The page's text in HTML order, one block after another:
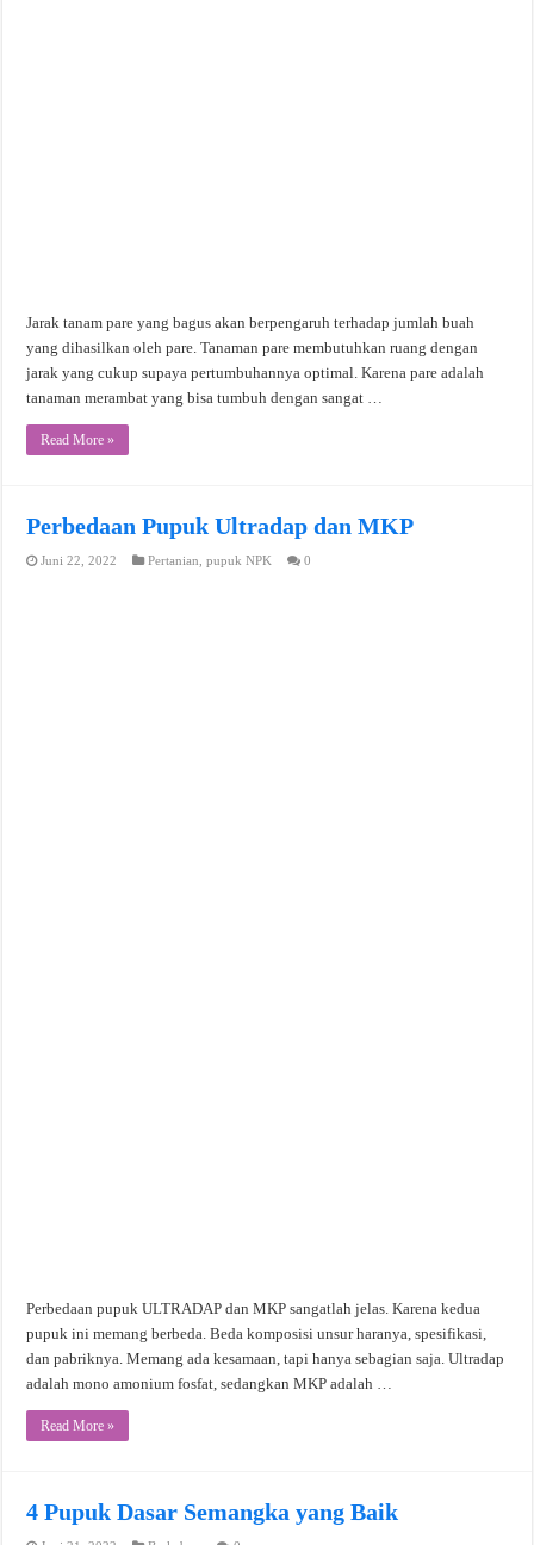
Jarak tanam pare yang bagus akan berpengaruh terhadap jumlah buah
yang dihasilkan oleh pare. Tanaman pare membutuhkan ruang dengan
jarak yang cukup supaya pertumbuhannya optimal. Karena pare adalah
tanaman merambat yang bisa tumbuh dengan sangat …
Read More »
Perbedaan Pupuk Ultradap dan MKP
Juni 22, 2022 Pertanian ,pupuk NPK 0
Perbedaan pupuk ULTRADAP dan MKP sangatlah jelas. Karena kedua
pupuk ini memang berbeda. Beda komposisi unsur haranya, spesifikasi,
dan pabriknya. Memang ada kesamaan, tapi hanya sebagian saja. Ultradap
adalah mono amonium fosfat, sedangkan MKP adalah …
Read More »
4 Pupuk Dasar Semangka yang Baik